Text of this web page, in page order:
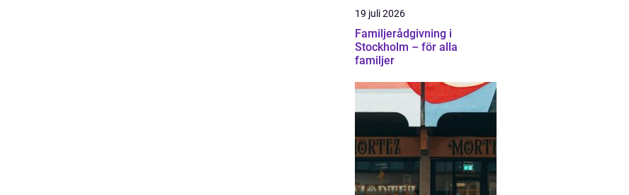
19 juli 2026
Familjerådgivning i
Stockholm – för alla
familjer